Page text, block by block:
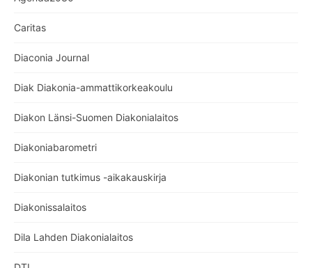
Caritas
Diaconia Journal
Diak Diakonia-ammattikorkeakoulu
Diakon Länsi-Suomen Diakonialaitos
Diakoniabarometri
Diakonian tutkimus -aikakauskirja
Diakonissalaitos
Dila Lahden Diakonialaitos